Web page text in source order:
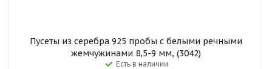
Пусеты из серебра 925 пробы с белыми речными
жемчужинами 8,5-9 мм, (3042)
Есть в наличии